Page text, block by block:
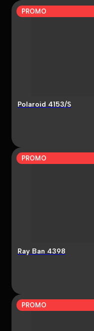
PROMO
Polaroid 4153/S
PROMO
Ray Ban 4398
PROMO